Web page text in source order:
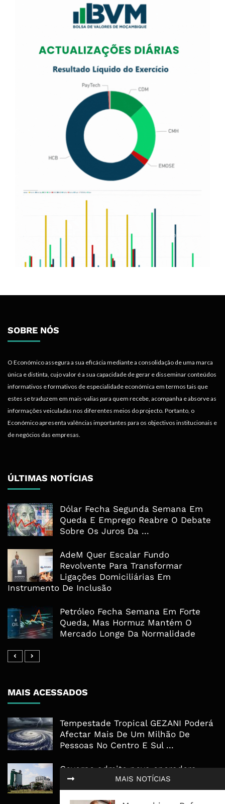
MAIS NOTÍCIAS
SOBRE NÓS
O Económico assegura a sua eficácia mediante a consolidação de uma marca
única e distinta, cujo valor é a sua capacidade de gerar e disseminar conteúdos
informativos e formativos de especialidade económica em termos tais que
estes se traduzem em mais-valias para quem recebe, acompanha e absorve as
informações veiculadas nos diferentes meios do projecto. Portanto, o
Económico apresenta valências importantes para os objectivos institucionais e
de negócios das empresas.
ÚLTIMAS NOTÍCIAS
Dólar Fecha Segunda Semana Em
Queda E Emprego Reabre O Debate
Sobre Os Juros Da ...
AdeM Quer Escalar Fundo
Revolvente Para Transformar
Ligações Domiciliárias Em
Instrumento De Inclusão
Petróleo Fecha Semana Em Forte
Queda, Mas Hormuz Mantém O
Mercado Longe Da Normalidade
MAIS ACESSADOS
Tempestade Tropical GEZANI Poderá
Afectar Mais De Um Milhão De
Pessoas No Centro E Sul ...
Governo admite nova operadora
para a Mozal após suspensão das
operações